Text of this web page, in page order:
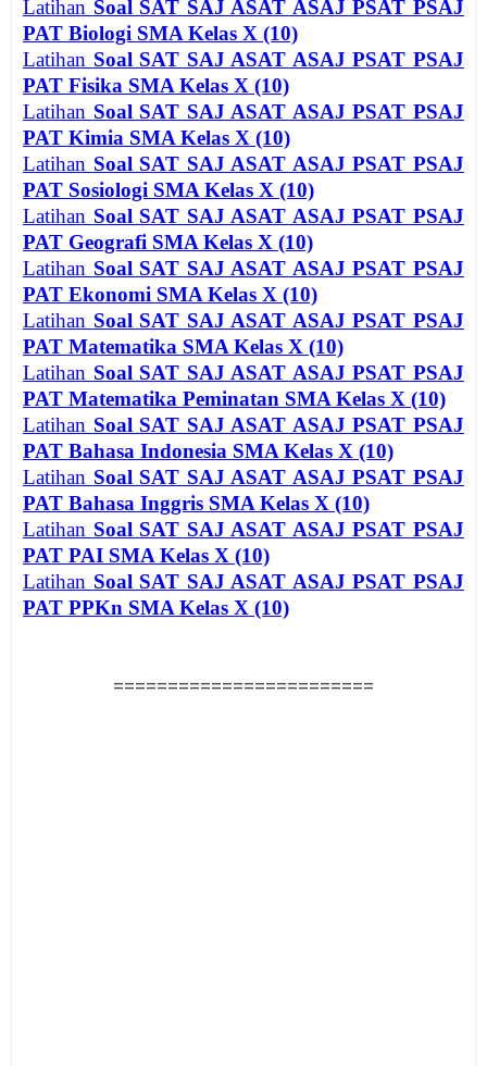
Latihan Soal SAT SAJ ASAT ASAJ PSAT PSAJ
PAT Biologi SMA Kelas X (10)
Latihan Soal SAT SAJ ASAT ASAJ PSAT PSAJ
PAT Fisika SMA Kelas X (10)
Latihan Soal SAT SAJ ASAT ASAJ PSAT PSAJ
PAT Kimia SMA Kelas X (10)
Latihan Soal SAT SAJ ASAT ASAJ PSAT PSAJ
PAT Sosiologi SMA Kelas X (10)
Latihan Soal SAT SAJ ASAT ASAJ PSAT PSAJ
PAT Geografi SMA Kelas X (10)
Latihan Soal SAT SAJ ASAT ASAJ PSAT PSAJ
PAT Ekonomi SMA Kelas X (10)
Latihan Soal SAT SAJ ASAT ASAJ PSAT PSAJ
PAT Matematika SMA Kelas X (10)
Latihan Soal SAT SAJ ASAT ASAJ PSAT PSAJ
PAT Matematika Peminatan SMA Kelas X (10)
Latihan Soal SAT SAJ ASAT ASAJ PSAT PSAJ
PAT Bahasa Indonesia SMA Kelas X (10)
Latihan Soal SAT SAJ ASAT ASAJ PSAT PSAJ
PAT Bahasa Inggris SMA Kelas X (10)
Latihan Soal SAT SAJ ASAT ASAJ PSAT PSAJ
PAT PAI SMA Kelas X (10)
Latihan Soal SAT SAJ ASAT ASAJ PSAT PSAJ
PAT PPKn SMA Kelas X (10)
========================